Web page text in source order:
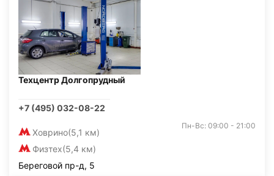
Техцентр Долгопрудный
+7 (495) 032-08-22
Ховрино(5,1 км)
Физтех(5,4 км)
Пн-Вс: 09:00 - 21:00
Береговой пр-д, 5